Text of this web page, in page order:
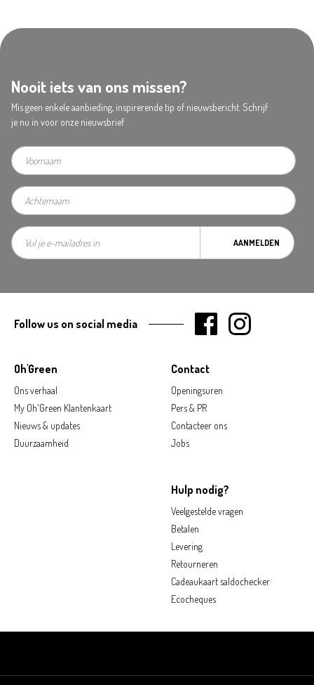
Nooit iets van ons missen?
Mis geen enkele aanbieding, inspirerende tip of nieuwsbericht. Schrijf
je nu in voor onze nieuwsbrief
AANMELDEN
Oh'Green
Ons verhaal
My Oh'Green Klantenkaart
Nieuws & updates
Duurzaamheid
Contact
Openingsuren
Pers & PR
Contacteer ons
Jobs
Hulp nodig?
Veelgestelde vragen
Betalen
Levering
Retourneren
Cadeaukaart saldochecker
Ecocheques
Follow us on social media